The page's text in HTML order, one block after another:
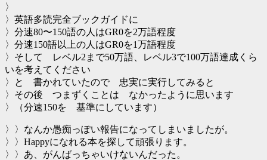
〉
〉英語多読完全ブックガイドに
〉分速80〜150語の人はGR0を2万語程度
〉分速150語以上の人はGR0を1万語程度
〉そして レベル2まで50万語、レベル3で100万語達成くら
いを考えてください
〉と 書かれていたので 忠実に実行してみると
〉その後 つまずくことは なかったように思います
〉（分速150を 基準にしています）
〉〉なんか愚痴っぽい報告になってしまいましたが。
〉〉Happyになれる本を探して頑張ります。
〉〉あ、がんばっちゃいけないんだった。